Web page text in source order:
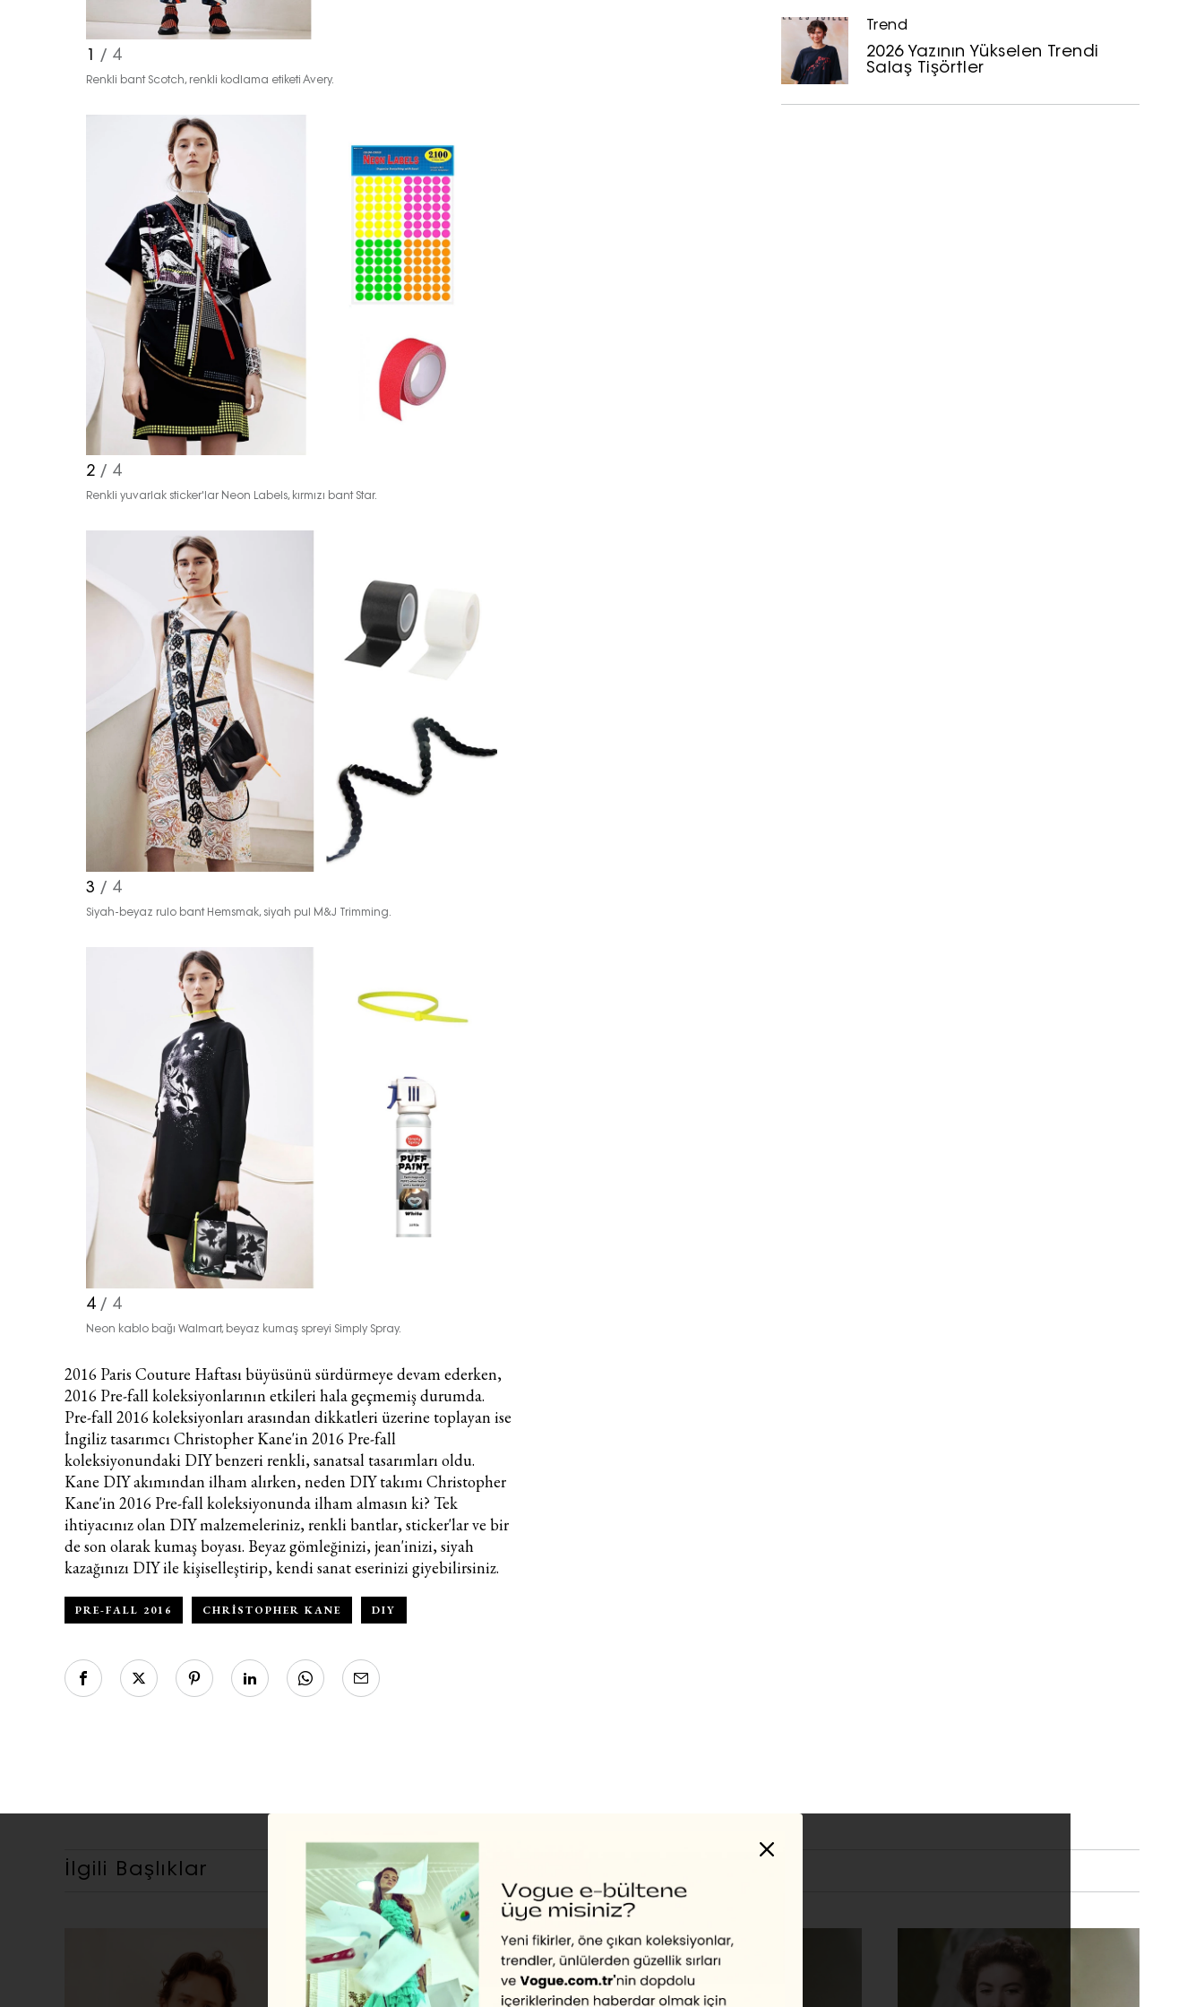
Haftalık E-Bülten
Moda dünyasında neler oluyor? Yeni fikirler, öne çıkan
koleksiyonlar, en vogue trendler, ünlülerden güzelllik sırları
ve e-posta adresi verilerimin işlenmesine açık rıza
veriyorum.
1 / 4
Renkli bant Scotch, renkli kodlama etiketi Avery.
2 / 4
Renkli yuvarlak sticker'lar Neon Labels, kırmızı bant Star.
3 / 4
Siyah-beyaz rulo bant Hemsmak, siyah pul M&J Trimming.
4/ 4
Neon kablo bağı Walmart, beyaz kumaş spreyi Simply Spray.
2016 Paris Couture Haftasıbüyüsünü sürdürmeye devam ederken,
2016 Pre-fall koleksiyonlarının etkileri hala geçmemiş durumda.
Pre-fall 2016 koleksiyonları arasından dikkatleri üzerine toplayan ise
İngiliz tasarımcı Christopher Kane'in 2016 Pre-fall
koleksiyonundaki DIY benzeri renkli, sanatsal tasarımları oldu.
Kane DIY akımından ilham alırken, neden DIY takımı Christopher
Kane'in 2016 Pre-fall koleksiyonunda ilham almasın ki? Tek
ihtiyacınız olan DIY malzemeleriniz, renkli bantlar, sticker'lar ve bir
de son olarak kumaş boyası. Beyaz gömleğinizi, jean'inizi, siyah
kazağınızı DIY ile kişiselleştirip, kendi sanat eserinizi giyebilirsiniz.
PRE-FALL 2016 CHRISTOPHER KANE DIY
Trend
2026 Yazının Yükselen Trendi
Salaş Tişörtler
İlgili Başlıklar